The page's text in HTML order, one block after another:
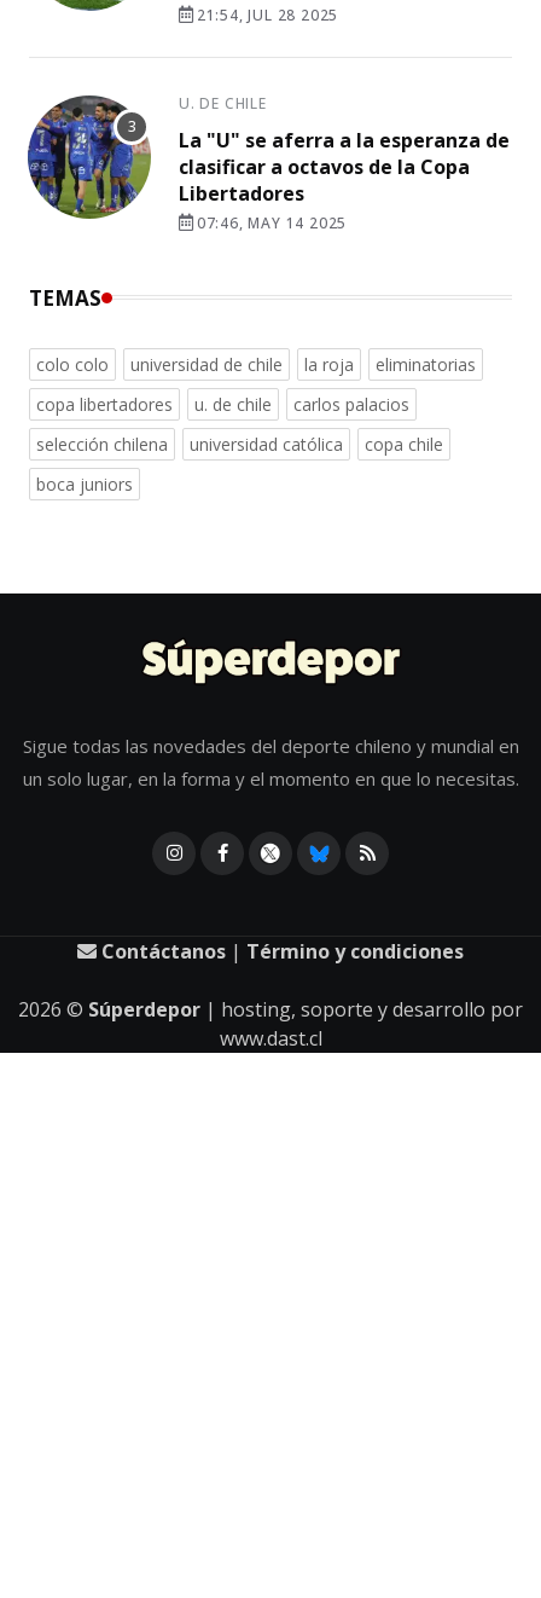
21:54, JUL 28 2025
U. DE CHILE
La "U" se aferra a la esperanza de
clasificar a octavos de la Copa
Libertadores
07:46, MAY 14 2025
TEMAS
colo colo universidad de chile la roja
eliminatorias
copa libertadores
u. de chile
carlos palacios
selección chilena
universidad católica
copa chile
boca juniors
Sigue todas las novedades del deporte chileno y mundial en
un solo lugar, en la forma y el momento en que lo necesitas.
Contáctanos | Término y condiciones
2026 © Súperdepor | hosting, soporte y desarrollo por
www.dast.cl